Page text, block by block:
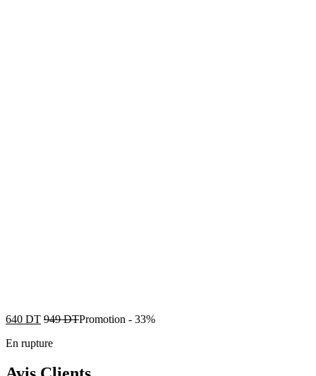
640 DT 949DTPromotion - 33%
En rupture